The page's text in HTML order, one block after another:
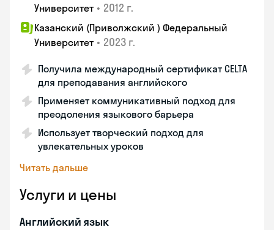
Университет • 2012 г.
Казанский (Приволжский ) Федеральный
Университет • 2023 г.
Получила международный сертификат CELTA
для преподавания английского
Применяет коммуникативный подход для
преодоления языкового барьера
Использует творческий подход для
увлекательных уроков
Читать дальше
Услуги и цены
Английский язык